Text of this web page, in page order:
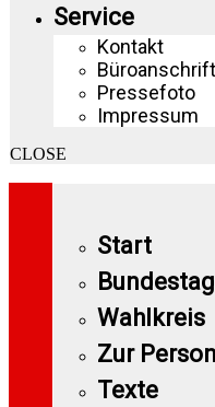
Service
Kontakt
Pressefoto
Impressum
CLOSE
Start
Bundestag
Wahlkreis
Zur Person
Texte